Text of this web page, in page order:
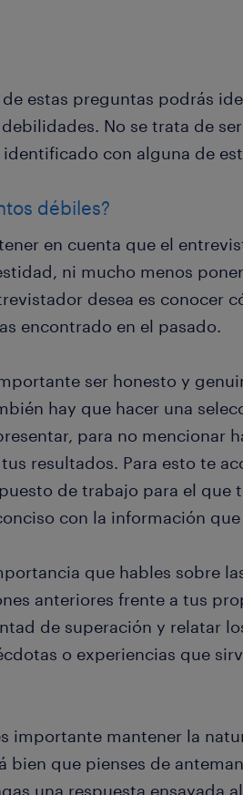
estas preguntas podrás
No se trata de
con alguna de
débiles?
en cuenta que el
ni mucho menos
desea es conocer
encontrado en el pasado.
ser honesto y
hay que hacer una
para no mencionar
resultados. Para esto te
de trabajo para el que
con la información que
que hables sobre
anteriores frente a tus
de superación y relatar
o experiencias que
importante mantener la
bien que pienses de
una respuesta ensayada